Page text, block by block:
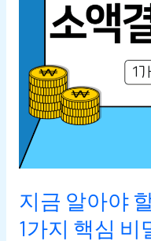
지금 알아야
1가지 핵심 비